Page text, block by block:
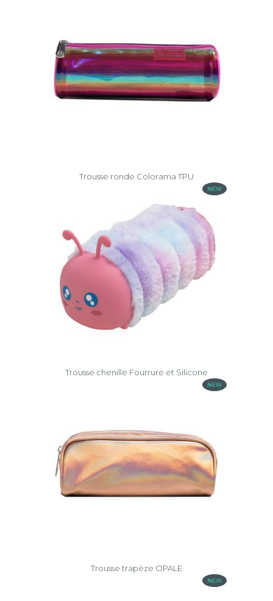
Trousse ronde Colorama TPU
NEW
Trousse chenille Fourrure et Silicone
NEW
Trousse trapèze OPALE
NEW